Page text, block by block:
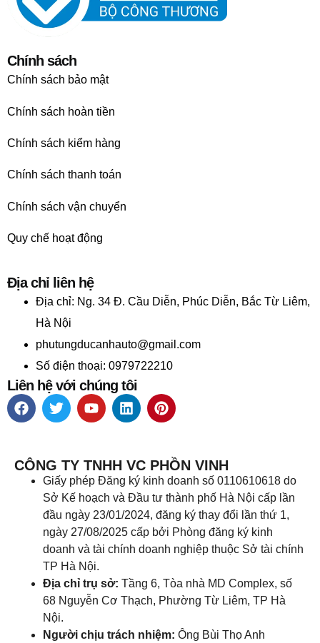
Chính sách
Chính sách bảo mật
Chính sách hoàn tiền
Chính sách kiểm hàng
Chính sách thanh toán
Chính sách vận chuyển
Quy chế hoạt động
Địa chỉ liên hệ
Địa chỉ: Ng. 34 Đ. Cầu Diễn, Phúc Diễn, Bắc Từ Liêm,
Hà Nội
phutungducanhauto@gmail.com
Số điện thoại: 0979722210
Liên hệ với chúng tôi
CÔNG TY TNHH VC PHỒN VINH
Giấy phép Đăng ký kinh doanh số 0110610618 do
Sở Kế hoạch và Đầu tư thành phố Hà Nội cấp lần
đầu ngày 23/01/2024, đăng ký thay đổi lần thứ 1,
ngày 27/08/2025 cấp bởi Phòng đăng ký kinh
doanh và tài chính doanh nghiệp thuộc Sở tài chính
TP Hà Nội.
Địa chỉ trụ sở: Tầng 6, Tòa nhà MD Complex, số
68 Nguyễn Cơ Thạch, Phường Từ Liêm, TP Hà
Nội.
Người chịu trách nhiệm: Ông Bùi Thọ Anh